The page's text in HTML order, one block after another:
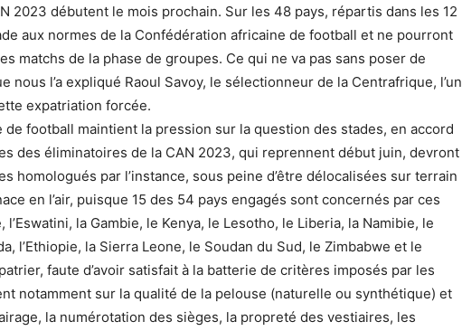
2023 débutent le mois prochain. Sur les 48 pays, répartis dans les 12
aux normes de la Confédération africaine de football et ne pourront
matchs de la phase de groupes. Ce qui ne va pas sans poser de
nous l’a expliqué Raoul Savoy, le sélectionneur de la Centrafrique, l’un
expatriation forcée.
de football maintient la pression sur la question des stades, en accord
des éliminatoires de la CAN 2023, qui reprennent début juin, devront
homologués par l’instance, sous peine d’être délocalisées sur terrain
en l’air, puisque 15 des 54 pays engagés sont concernés par ces
la Gambie, le Kenya, le Lesotho, le Liberia, la Namibie, le
l’Ethiopie, la Sierra Leone, le Soudan du Sud, le Zimbabwe et le
faute d’avoir satisfait à la batterie de critères imposés par les
notamment sur la qualité de la pelouse (naturelle ou synthétique) et
la numérotation des sièges, la propreté des vestiaires, les